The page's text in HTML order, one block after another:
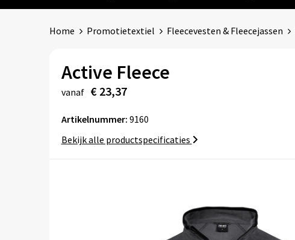
Home Promotietextiel Fleecevesten & Fleecejassen
Active Fleece
vanaf € 23,37
Artikelnummer: 9160
Bekijk alle productspecificaties